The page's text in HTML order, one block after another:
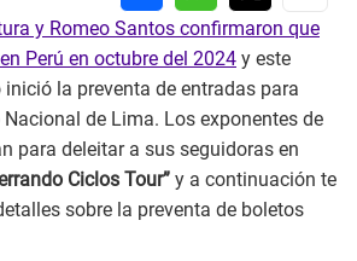
y Romeo Santos confirmaron que
Perú en octubre del 2024 y este
la preventa de entradas para
de Lima. Los exponentes de
para deleitar a sus seguidoras en
Ciclos Tour” y a continuación te
sobre la preventa de boletos